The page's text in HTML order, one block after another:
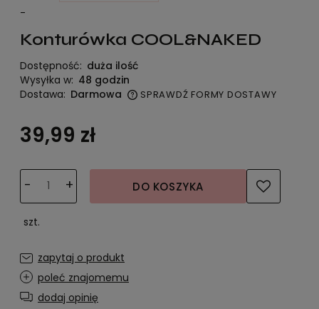
-
Konturówka COOL&NAKED
Dostępność: duża ilość
Wysyłka w: 48 godzin
Dostawa: Darmowa SPRAWDŹ FORMY DOSTAWY
39,99 zł
- +
szt.
DO KOSZYKA
zapytaj o produkt
poleć znajomemu
dodaj opinię